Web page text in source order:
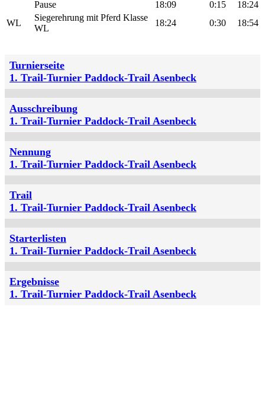
Pause
18:09 0:15
18:24
WL
Siegerehrung mit Pferd Klasse
WL
18:24 0:30 18:54
Turnierseite
1. Trail-Turnier Paddock-Trail Asenbeck
Ausschreibung
1. Trail-Turnier Paddock-Trail Asenbeck
Nennung
1. Trail-Turnier Paddock-Trail Asenbeck
Trail
1. Trail-Turnier Paddock-Trail Asenbeck
Starterlisten
1. Trail-Turnier Paddock-Trail Asenbeck
Ergebnisse
1. Trail-Turnier Paddock-Trail Asenbeck